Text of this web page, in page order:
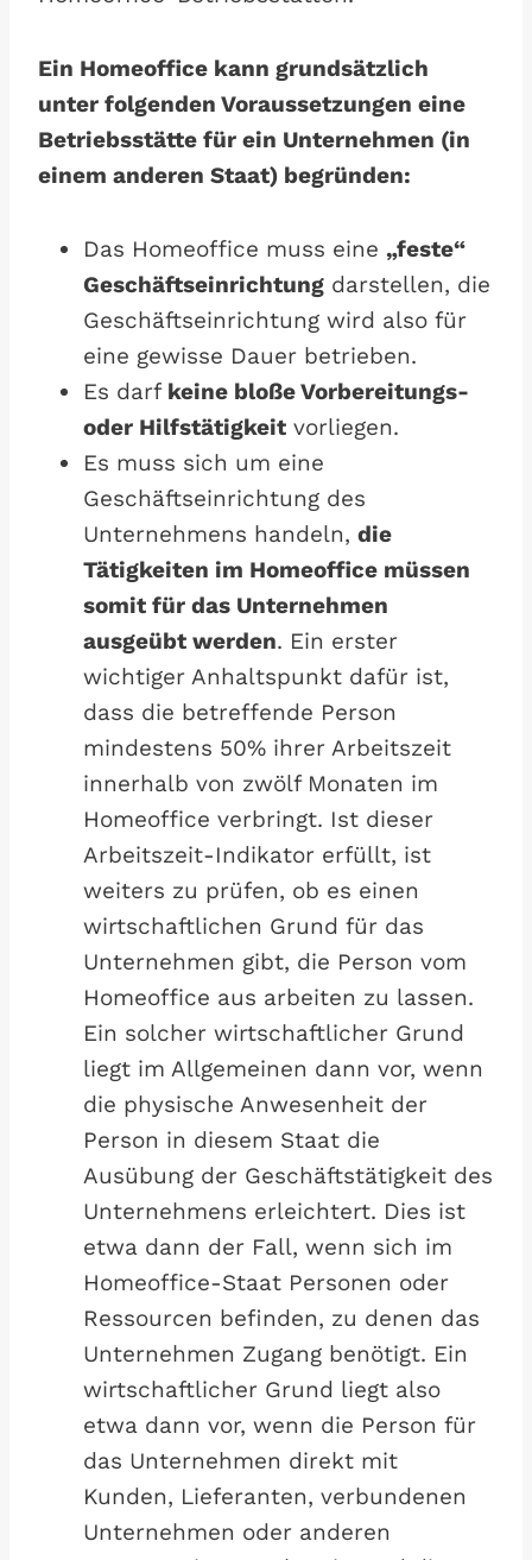
Ein Homeoffice kann grundsätzlich
unter folgenden Voraussetzungen eine
Betriebsstätte für ein Unternehmen (in
einem anderen Staat) begründen:
Das Homeoffice muss eine „feste“
Geschäftseinrichtung darstellen, die
Geschäftseinrichtung wird also für
eine gewisse Dauer betrieben.
Es darf keine bloße Vorbereitungs-
oder Hilfstätigkeit vorliegen.
Es muss sich um eine
Geschäftseinrichtung des
Unternehmens handeln, die
Tätigkeiten im Homeoffice müssen
somit für das Unternehmen
ausgeübt werden. Ein erster
wichtiger Anhaltspunkt dafür ist,
dass die betreffende Person
mindestens 50% ihrer Arbeitszeit
innerhalb von zwölf Monaten im
Homeoffice verbringt. Ist dieser
Arbeitszeit-Indikator erfüllt, ist
weiters zu prüfen, ob es einen
wirtschaftlichen Grund für das
Unternehmen gibt, die Person vom
Homeoffice aus arbeiten zu lassen.
Ein solcher wirtschaftlicher Grund
liegt im Allgemeinen dann vor, wenn
die physische Anwesenheit der
Person in diesem Staat die
Ausübung der Geschäftstätigkeit des
Unternehmens erleichtert. Dies ist
etwa dann der Fall, wenn sich im
Homeoffice-Staat Personen oder
Ressourcen befinden, zu denen das
Unternehmen Zugang benötigt. Ein
wirtschaftlicher Grund liegt also
etwa dann vor, wenn die Person für
das Unternehmen direkt mit
Kunden, Lieferanten, verbundenen
Unternehmen oder anderen